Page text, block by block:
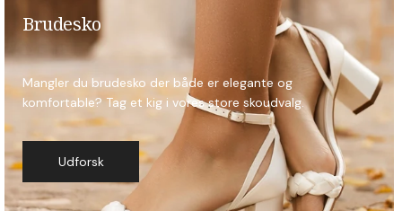
Brudesko
Mangler du brudesko der både er elegante og
komfortable? Tag et kig i vores store skoudvalg.
Udforsk